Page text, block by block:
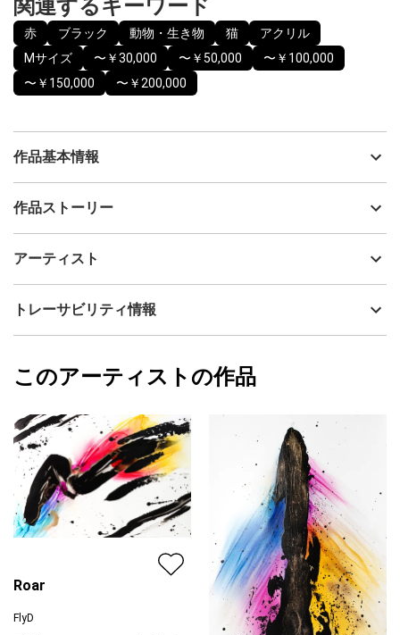
関連するキーワード
赤 ブラック 動物・生き物 猫
アクリル
Mサイズ
〜￥30,000 〜￥50,000
〜￥100,000
〜￥150,000
〜￥200,000
作品基本情報
出品者
制作年
アクリル
カラー
赤
ジャンル
動物・生き物
配送目安
二週間以内
作品ストーリー
告白したいとおもっていました。
さいこうのばしょを用意しました。バラ星雲のみえる空のうえで
ばらの花束をさしだして、くろねこさんは
宇宙のはてまで聞こえそうなこえでプロポーズ！
なんて告白したのかな？あとできいてみたけど
「ないしょ！」
って言われちゃいました。
アーティスト
FlyD
フォローする
トレーサビリティ情報
FlyD
このアーティストの作品
Roar
FlyD